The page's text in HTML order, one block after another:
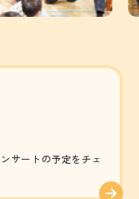
サートの予定をチェ